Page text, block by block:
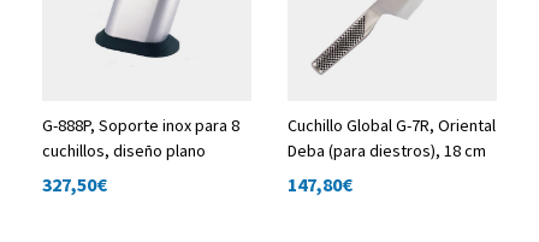
G-888P, Soporte inox para 8
cuchillos, diseño plano
327,50€
Cuchillo Global G-7R, Oriental
Deba (para diestros), 18 cm
147,80€